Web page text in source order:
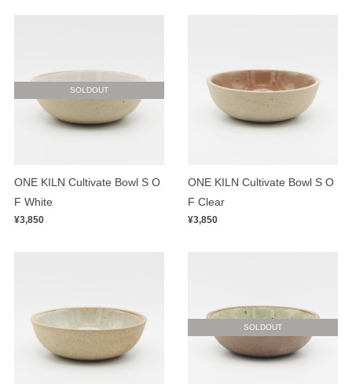
SOLDOUT
ONE KILN Cultivate Bowl S O
F White
¥3,850
ONE KILN Cultivate Bowl S O
F Clear
¥3,850
SOLDOUT